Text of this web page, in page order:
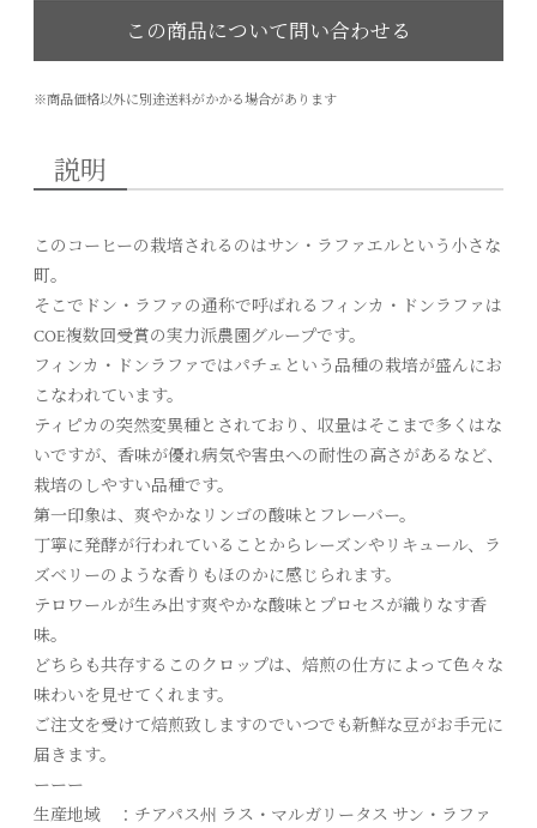
※商品価格以外に別途送料がかかる場合があります
説明
このコーヒーの栽培されるのはサン・ラファエルという小さな
町。
そこでドン・ラファの通称で呼ばれるフィンカ・ドンラファは
COE複数回受賞の実力派農園グループです。
フィンカ・ドンラファではパチェという品種の栽培が盛んにお
こなわれています。
ティピカの突然変異種とされており、収量はそこまで多くはな
いですが、香味が優れ病気や害虫への耐性の高さがあるなど、
栽培のしやすい品種です。
第一印象は、爽やかなリンゴの酸味とフレーバー。
丁寧に発酵が行われていることからレーズンやリキュール、ラ
ズベリーのような香りもほのかに感じられます。
テロワールが生み出す爽やかな酸味とプロセスが織りなす香
味。
どちらも共存するこのクロップは、焙煎の仕方によって色々な
味わいを見せてくれます。
ご注文を受けて焙煎致しますのでいつでも新鮮な豆がお手元に
届きます。
ーーー
生産地域 ：チアパス州 ラス・マルガリータス サン・ラファ